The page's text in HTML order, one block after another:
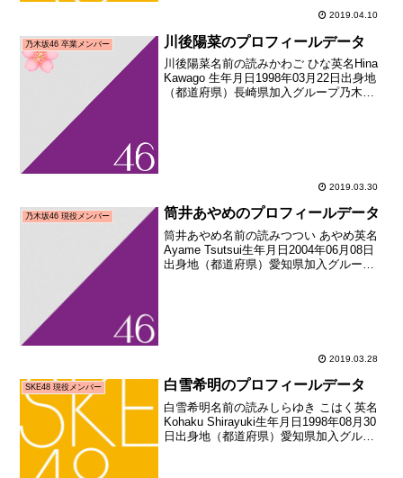
2019.04.10
乃木坂46 卒業メンバー 川後陽菜のプロフィールデータ
川後陽菜名前の読みかわご ひな英名Hina
Kawago 生年月日1998年03月22日出身地
（都道府県）長崎県加入グループ乃木坂
2019.03.30
乃木坂46 現役メンバー 筒井あやめのプロフィールデータ
筒井あやめ名前の読みつつい あやめ英名
Ayame Tsutsui生年月日2004年06月08日
出身地（都道府県）愛知県加入グループ
2019.03.28
SKE48 現役メンバー 白雪希明のプロフィールデータ
白雪希明名前の読みしらゆき こはく英名
Kohaku Shirayuki生年月日1998年08月30
日出身地（都道府県）愛知県加入グルー